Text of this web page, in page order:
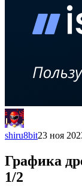
shiru8bit23 ноя
Графика
1/2